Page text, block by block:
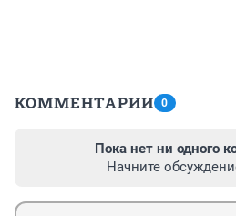
КОММЕНТАРИИ 0
Пока нет ни одного
Начните